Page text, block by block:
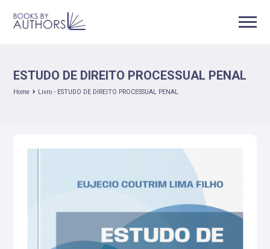
ESTUDO DE DIREITO PROCESSUAL PENAL
Home Livro - ESTUDO DE DIREITO PROCESSUAL PENAL